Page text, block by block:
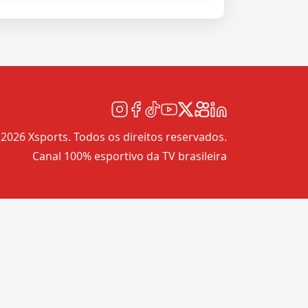
Xsports. Todos os direitos reservados.
Canal 100% esportivo da TV brasileira